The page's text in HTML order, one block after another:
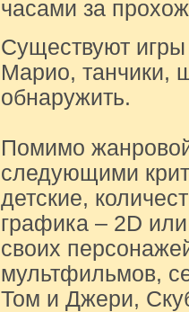
часами за
Существуют игры
Марио, танчики,
обнаружить.
Помимо
следующими
детские,
графика – 2D
своих
мультфильмов,
Том и Джери,